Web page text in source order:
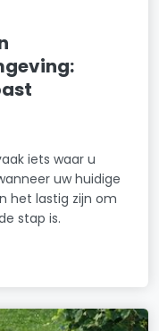
iets waar u
uw huidige
het lastig zijn om
stap is.